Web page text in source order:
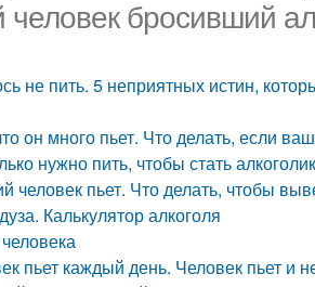
бросивший
не пить. 5 неприятных истин,
он много пьет. Что делать, если
нужно пить, чтобы стать
человек пьет. Что делать, чтобы
Калькулятор алкоголя
пьет каждый день. Человек пьет и